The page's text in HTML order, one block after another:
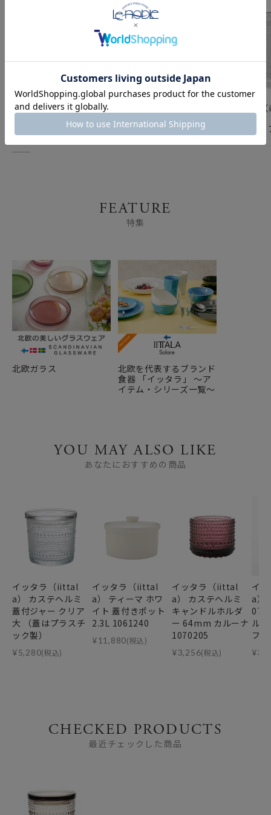
イッタラ（iittala） カ
ステヘルミ タンブラー
リネン 300ml ペア
ステヘルミ ユニバーサ
ルグラス 260ml クリア
1051133 ペア
イッタラ
17cm クリ
FEATURE
特集
北欧ガラス
北欧を代表するブランド
食器 「イッタラ」 ～ア
イテム・シリーズ一覧～
YOU MAY ALSO LIKE
あなたにおすすめの商品
イッタラ（iittal
a） カステヘルミ
蓋付ジャー クリア
大 （蓋はプラスチ
ック製）
¥5,280(税込)
イッタラ（iittal
a） ティーマ ホワ
イト 蓋付きポット
2.3L 1061240
¥11,880(税込)
イッタラ（iittal
a） カステヘルミ
キャンドルホルダ
ー 64mm カルーナ
1070205
¥3,256(税込)
イ
a）
072
ル
フ
¥
CHECKED PRODUCTS
最近チェックした商品